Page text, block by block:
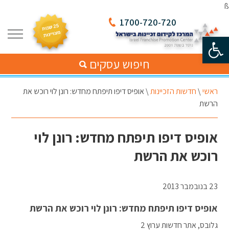
פתח סרגל נגישות
ß
1700-720-720
חיפוש עסקים
ראשי\חדשות הזכיינות\אופיס דיפו תיפתח מחדש: רונן לוי רוכש את
הרשת
אופיס דיפו תיפתח מחדש: רונן לוי
רוכש את הרשת
23 בנובמבר 2013
אופיס דיפו תיפתח מחדש: רונן לוי רוכש את הרשת
גלובס, אתר חדשות ערוץ 2